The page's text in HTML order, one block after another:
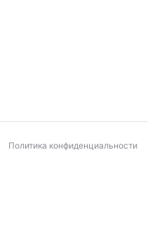
Политика конфиденциальности